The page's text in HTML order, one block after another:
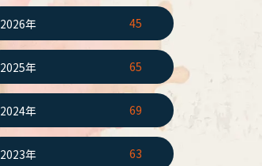
2026年 45
2025年 65
2024年 69
2023年 63